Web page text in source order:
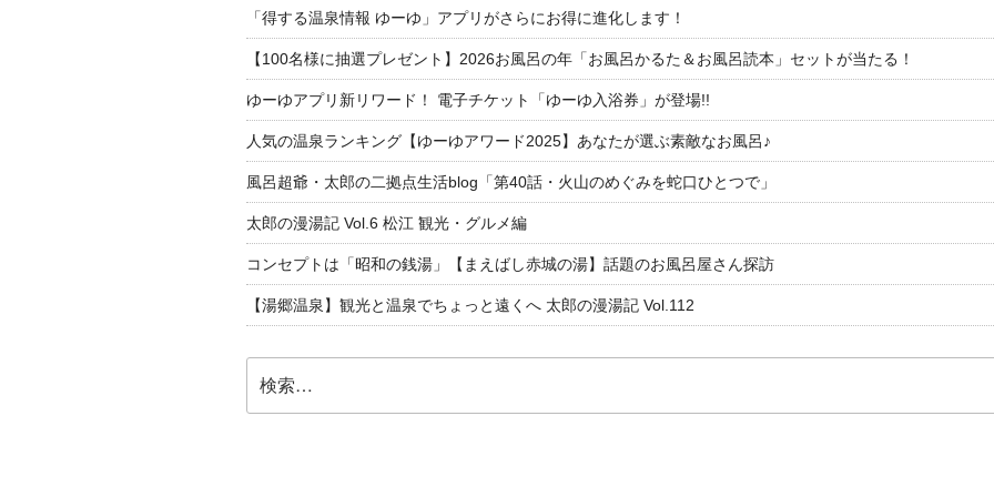
「得する温泉情報 ゆーゆ」アプリがさらにお得に進化します！
【100名様に抽選プレゼント】2026お風呂の年「お風呂かるた＆お風呂読本」セットが当たる！
ゆーゆアプリ新リワード！ 電子チケット「ゆーゆ入浴券」が登場!!
人気の温泉ランキング【ゆーゆアワード2025】あなたが選ぶ素敵なお風呂♪
風呂超爺・太郎の二拠点生活blog「第40話・火山のめぐみを蛇口ひとつで」
太郎の漫湯記 Vol.6 松江 観光・グルメ編
コンセプトは「昭和の銭湯」【まえばし赤城の湯】話題のお風呂屋さん探訪
【湯郷温泉】観光と温泉でちょっと遠くへ 太郎の漫湯記 Vol.112
索: